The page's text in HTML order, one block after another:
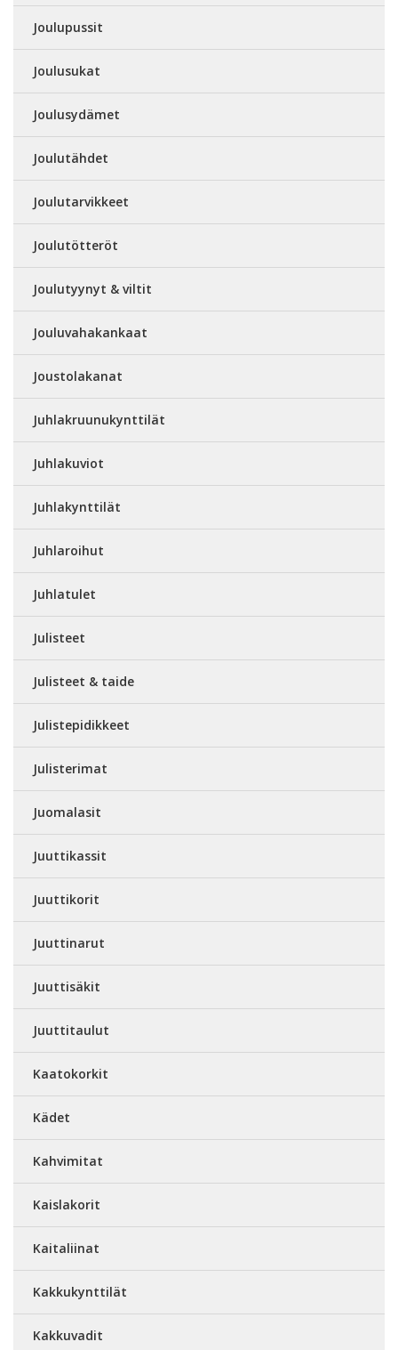
Joulupussit
Joulusukat
Joulusydämet
Joulutähdet
Joulutarvikkeet
Joulutötteröt
Joulutyynyt & viltit
Jouluvahakankaat
Joustolakanat
Juhlakruunukynttilät
Juhlakuviot
Juhlakynttilät
Juhlaroihut
Juhlatulet
Julisteet
Julisteet & taide
Julistepidikkeet
Julisterimat
Juomalasit
Juuttikassit
Juuttikorit
Juuttinarut
Juuttisäkit
Juuttitaulut
Kaatokorkit
Kädet
Kahvimitat
Kaislakorit
Kaitaliinat
Kakkukynttilät
Kakkuvadit